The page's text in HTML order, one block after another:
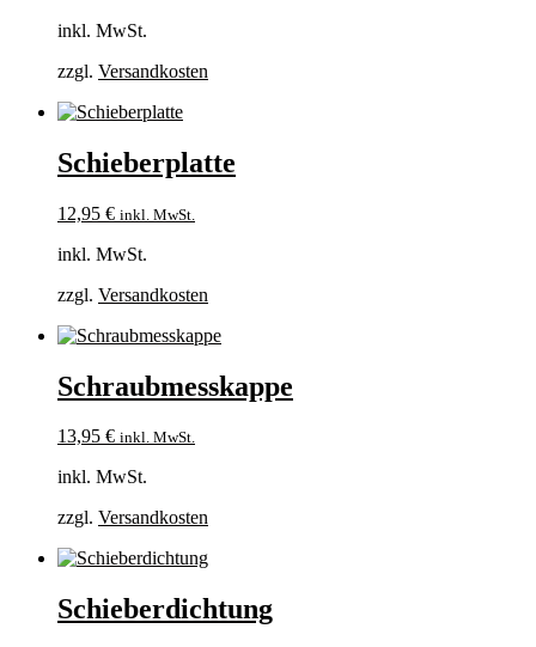
inkl. MwSt.
zzgl. Versandkosten
Schieberplatte
12,95 € inkl. MwSt.
inkl. MwSt.
zzgl. Versandkosten
Schraubmesskappe
13,95 € inkl. MwSt.
inkl. MwSt.
zzgl. Versandkosten
Schieberdichtung